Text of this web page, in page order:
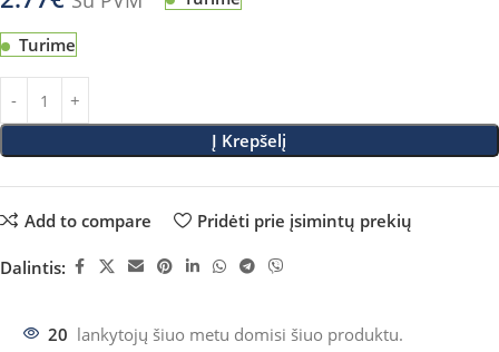
Turime
Į Krepšelį
Add to compare Pridėti prie įsimintų prekių
Dalintis:
20 lankytojų šiuo metu domisi šiuo produktu.